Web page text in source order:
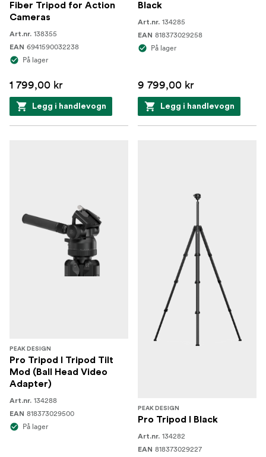
Fiber Tripod for Action
Cameras
Art.nr. 138355
EAN 6941590032238
På lager
1 799,00 kr
Legg i handlevogn
Black
Art.nr. 134285
EAN 818373029258
På lager
9 799,00 kr
Legg i handlevogn
PEAK DESIGN
Pro Tripod I Tripod Tilt
Mod (Ball Head Video
Adapter)
Art.nr. 134288
EAN 818373029500
På lager
PEAK DESIGN
Pro Tripod I Black
Art.nr. 134282
EAN 818373029227